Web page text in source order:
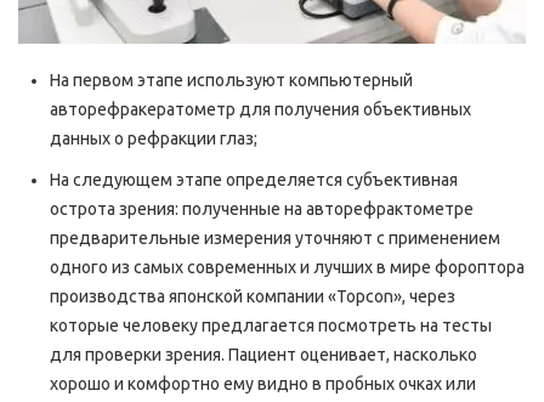
На первом этапе используют компьютерный
авторефракератометр для получения объективных
данных о рефракции глаз;
На следующем этапе определяется субъективная
острота зрения: полученные на авторефрактометре
предварительные измерения уточняют с применением
одного из самых современных и лучших в мире фороптора
производства японской компании «Topcon», через
которые человеку предлагается посмотреть на тесты
для проверки зрения. Пациент оценивает, насколько
хорошо и комфортно ему видно в пробных очках или